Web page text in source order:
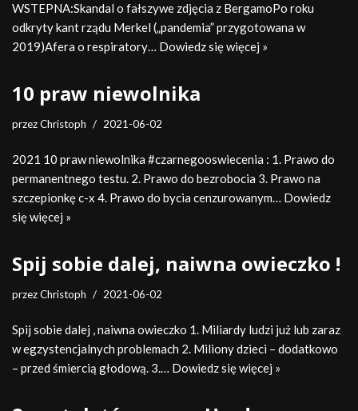
WSTEPNA:Skandal o fałszywe zdjęcia z BergamoPo roku
odkryty kant rządu Merkel („pandemia” przygotowana w
2019)Afera o respiratory… Dowiedz się więcej »
10 praw niewolnika
przezChristoph 2021-06-02
2021 10 praw niewolnika #czarnegooswiecenia : 1. Prawo do
permanentnego testu. 2. Prawo do bezrobocia 3. Prawo na
szczepionkę c-x 4. Prawo do bycia cenzurowanym… Dowiedz
się więcej »
Spij sobie dalej, naiwna owieczko !
przezChristoph 2021-06-02
Spij sobie dalej , naiwna owieczko 1. Miliardy ludzi już lub zaraz
w egzystencjalnych problemach 2. Miliony dzieci – dodatkowo
– przed śmiercią głodową. 3.… Dowiedz się więcej »